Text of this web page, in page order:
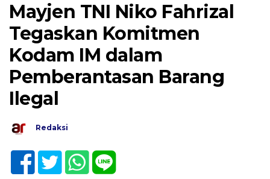
Mayjen TNI Niko Fahrizal
Tegaskan Komitmen
Kodam IM dalam
Pemberantasan Barang
Ilegal
Redaksi